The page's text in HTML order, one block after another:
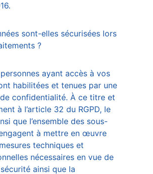
sont-elles sécurisées lors
?
ayant accès à vos
habilitées et tenues par une
confidentialité. À ce titre et
à l’article 32 du RGPD, le
que l’ensemble des sous-
à mettre en œuvre
techniques et
nécessaires en vue de
ainsi que la